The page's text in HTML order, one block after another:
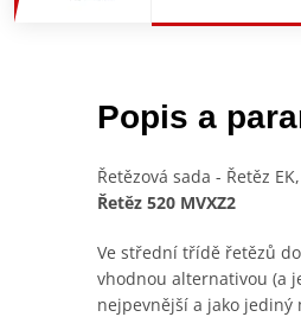
Popis a
Řetězová sada - Řetěz
Řetěz 520 MVXZ2
Ve střední třídě řetězů
vhodnou alternativou (a
nejpevnější a jako jediný